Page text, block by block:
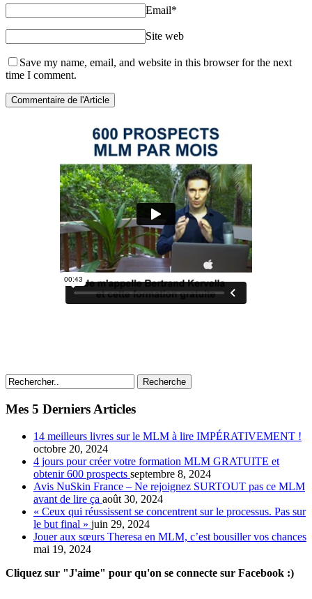
Email*
Site web
Save my name, email, and website in this browser for the next
time I comment.
Recherche
Mes 5 Derniers Articles
14 meilleurs livres sur le MLM à lire IMPÉRATIVEMENT !
octobre 20, 2024
4 jours pour créer votre formation MLM GRATUITE et
obtenir 600 prospects septembre 8, 2024
Avis NuSkin France – Ne rejoignez SURTOUT pas ce MLM
avant de lire ça août 30, 2024
« Ceux qui réussissent se concentrent sur le processus. Pas sur
le but final » juin 29, 2024
Jouer aux sœurs Theresa en MLM, c’est bousiller vos chances
mai 19, 2024
Cliquez sur "J'aime" pour qu'on se connecte sur Facebook :)